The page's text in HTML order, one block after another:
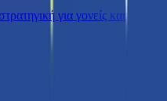
για γονείς και